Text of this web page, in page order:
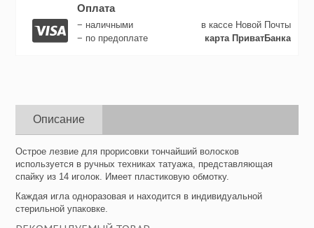
Оплата
− наличными
в кассе Новой Почты
− по предоплате
карта ПриватБанка
Описание
Острое лезвие для прорисовки тончайший волосков
используется в ручных техниках татуажа, представляющая
спайку из 14 иголок. Имеет пластиковую обмотку.
Каждая игла одноразовая и находится в индивидуальной
стерильной упаковке.